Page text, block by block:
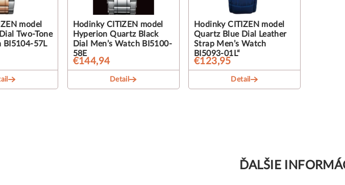
model
Two-Tone
BI5104-57L
Hodinky CITIZEN model
Hyperion Quartz Black
Dial Men’s Watch BI5100-
58E
€144,94
Detail
Hodinky CITIZEN model
Quartz Blue Dial Leather
Strap Men’s Watch
BI5093-01L“
€123,95
Detail
ĎALŠIE